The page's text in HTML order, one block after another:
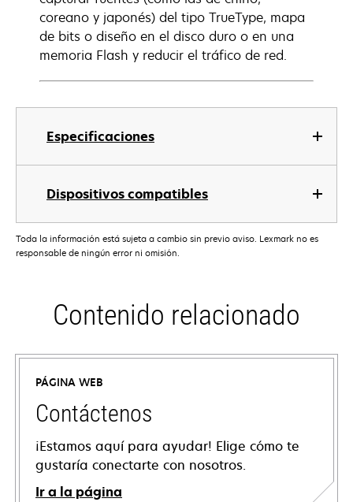
Especificaciones
Dispositivos compatibles
coreano y japonés) del tipo TrueType, mapa
de bits o diseño en el disco duro o en una
memoria Flash y reducir el tráfico de red.
Toda la información está sujeta a cambio sin previo aviso. Lexmark no es
responsable de ningún error ni omisión.
Contenido relacionado
PÁGINA WEB
Contáctenos
¡Estamos aquí para ayudar! Elige cómo te
gustaría conectarte con nosotros.
Ir a la página